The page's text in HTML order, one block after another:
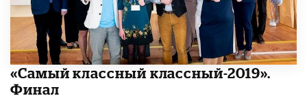
«Самый классный классный-2019».
Финал